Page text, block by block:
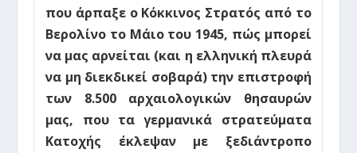
που άρπαξε ο Κόκκινος Στρατός από το
Βερολίνο το Μάιο του 1945, πώς μπορεί
να μας αρνείται (και η ελληνική πλευρά
να μη διεκδικεί σοβαρά) την επιστροφή
των 8.500 αρχαιολογικών θησαυρών
μας, που τα γερμανικά στρατεύματα
Κατοχής έκλεψαν με ξεδιάντροπο